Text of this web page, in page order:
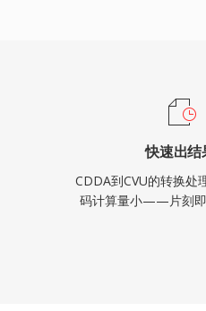
快速出结
CDDA到CVU的转换处
码计算量小——片刻即